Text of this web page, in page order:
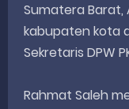
Sumatera Barat,
kabupaten kota
Sekretaris DPW
Rahmat Saleh